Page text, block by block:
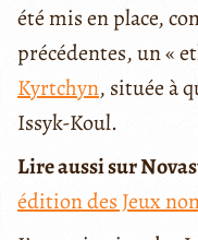
été mis en place,
précédentes, un «
Kyrtchyn, située à
Issyk-Koul.
Lire aussi sur
édition des Jeux